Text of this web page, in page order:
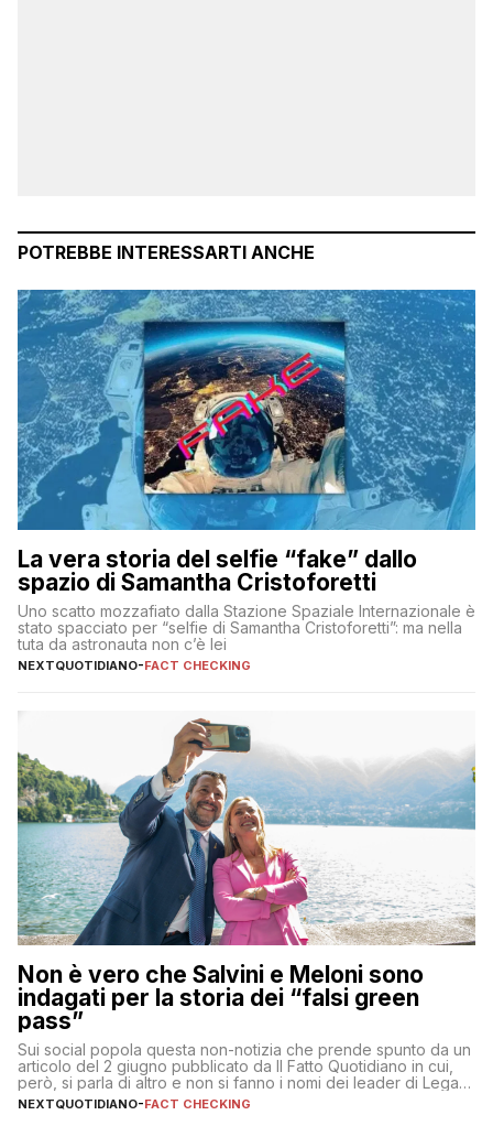
POTREBBE INTERESSARTI ANCHE
La vera storia del selfie “fake” dallo
spazio di Samantha Cristoforetti
Uno scatto mozzafiato dalla Stazione Spaziale Internazionale è
stato spacciato per “selfie di Samantha Cristoforetti”: ma nella
tuta da astronauta non c’è lei
NEXTQUOTIDIANO-FACT CHECKING
Non è vero che Salvini e Meloni sono
indagati per la storia dei “falsi green
pass”
Sui social popola questa non-notizia che prende spunto da un
articolo del 2 giugno pubblicato da Il Fatto Quotidiano in cui,
però, si parla di altro e non si fanno i nomi dei leader di Lega e
Fratelli d’Italia
NEXTQUOTIDIANO-FACT CHECKING